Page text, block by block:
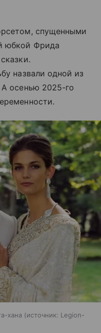
спущенными
юбкой Фрида
назвали одной из
осенью 2025-го
хана источник: Legion-